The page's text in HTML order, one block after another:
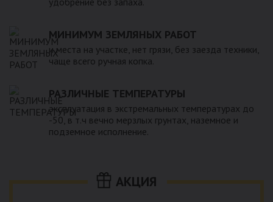
МИНИМУМ ЗЕМЛЯНЫХ РАБОТ
и места на участке, нет грязи, без заезда техники,
чаще всего ручная копка.
РАЗЛИЧНЫЕ ТЕМПЕРАТУРЫ
эксплуатация в экстремальных температурах до
-50, в т.ч вечно мерзлых грунтах, наземное и
подземное исполнение.
АКЦИЯ